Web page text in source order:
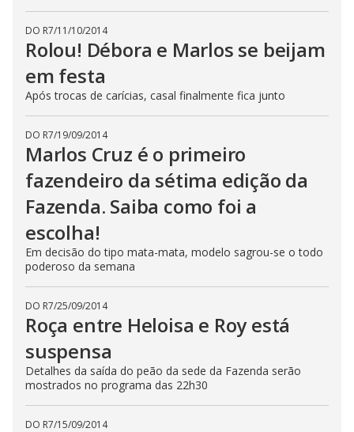
DO R7/11/10/2014
Rolou! Débora e Marlos se beijam
em festa
Após trocas de carícias, casal finalmente fica junto
DO R7/19/09/2014
Marlos Cruz é o primeiro
fazendeiro da sétima edição da
Fazenda. Saiba como foi a
escolha!
Em decisão do tipo mata-mata, modelo sagrou-se o todo
poderoso da semana
DO R7/25/09/2014
Roça entre Heloisa e Roy está
suspensa
Detalhes da saída do peão da sede da Fazenda serão
mostrados no programa das 22h30
DO R7/15/09/2014